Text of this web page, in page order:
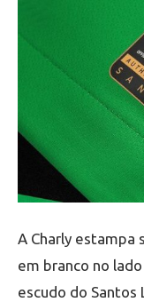
A Charly estampa
em branco no
escudo do Santos